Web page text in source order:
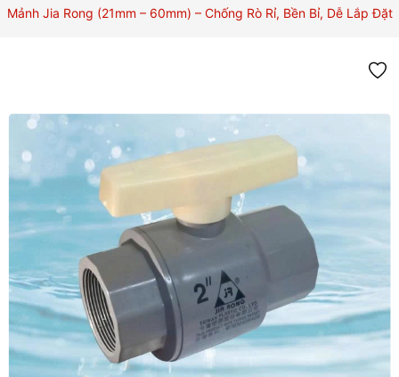
Mảnh Jia Rong (21mm – 60mm) – Chống Rò Rỉ, Bền Bỉ, Dễ Lắp Đặt